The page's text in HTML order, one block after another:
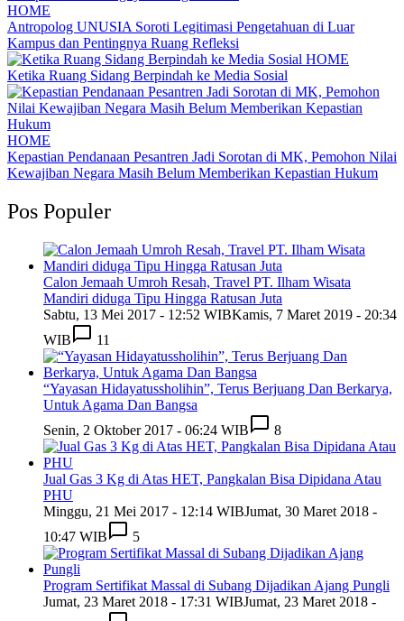
HOME
Antropolog UNUSIA Soroti Legitimasi Pengetahuan di Luar
Kampus dan Pentingnya Ruang Refleksi
HOME
Ketika Ruang Sidang Berpindah ke Media Sosial
HOME
Kepastian Pendanaan Pesantren Jadi Sorotan di MK, Pemohon Nilai
Kewajiban Negara Masih Belum Memberikan Kepastian Hukum
Pos Populer
Calon Jemaah Umroh Resah, Travel PT. Ilham Wisata
Mandiri diduga Tipu Hingga Ratusan Juta
Sabtu, 13 Mei 2017 - 12:52 WIBKamis, 7 Maret 2019 - 20:34
WIB
11
“Yayasan Hidayatussholihin”, Terus Berjuang Dan Berkarya,
Untuk Agama Dan Bangsa
Senin, 2 Oktober 2017 - 06:24 WIB
8
Jual Gas 3 Kg di Atas HET, Pangkalan Bisa Dipidana Atau
PHU
Minggu, 21 Mei 2017 - 12:14 WIBJumat, 30 Maret 2018 -
10:47 WIB
5
Program Sertifikat Massal di Subang Dijadikan Ajang Pungli
Jumat, 23 Maret 2018 - 17:31 WIBJumat, 23 Maret 2018 -